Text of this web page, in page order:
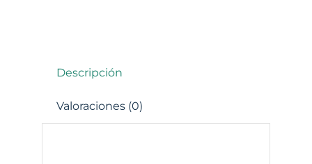
Descripción
Valoraciones (0)